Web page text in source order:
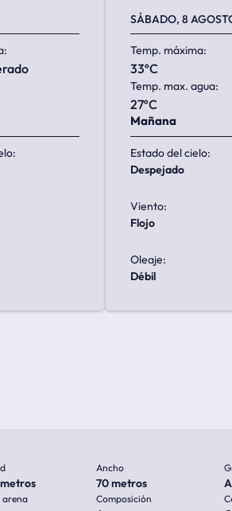
SÁBADO, 8
Temp. máxima:
33ºC
Temp. max. agua:
27ºC
Mañana
Estado del cielo:
despejado
Viento:
flojo
Oleaje:
débil
Ancho
70 metros
arena Composición